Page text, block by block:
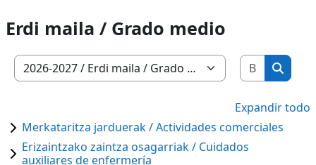
Erdi maila / Grado medio
Categorías
Buscar
Expandir todo
Merkataritza jarduerak / Actividades comerciales
Erizaintzako zaintza osagarriak / Cuidados
auxiliares de enfermería